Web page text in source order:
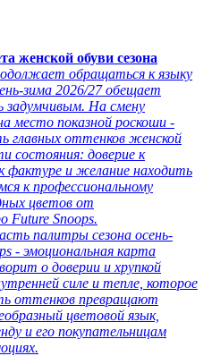
женской обуви сезона
обращаться к языку
зима 2026/27 обещает
задумчивым. На смену
место показной роскоши -
главных оттенков женской
состояния: доверие к
фактуре и желание находить
к профессиональному
цветов от
Future Snoops.
палитры сезона осень-
- эмоциональная карта
о доверии и хрупкой
силе и тепле, которое
оттенков превращают
цветовой язык,
и его покупательницам